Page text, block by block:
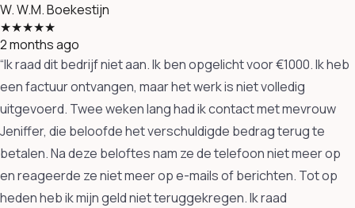
W.W.M. Boekestijn
★★★★★
2 months ago
“Ik raad dit bedrijf niet aan. Ik ben opgelicht voor €1000. Ik heb
een factuur ontvangen, maar het werk is niet volledig
uitgevoerd. Twee weken lang had ik contact met mevrouw
Jeniffer, die beloofde het verschuldigde bedrag terug te
betalen. Na deze beloftes nam ze de telefoon niet meer op
en reageerde ze niet meer op e-mails of berichten. Tot op
heden heb ik mijn geld niet teruggekregen. Ik raad